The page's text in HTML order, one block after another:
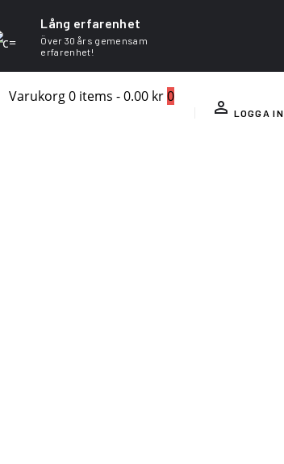
Lång erfarenhet
Över 30 års gemensam
erfarenhet!
Varukorg0 items -0.00 kr0
LOGGA IN